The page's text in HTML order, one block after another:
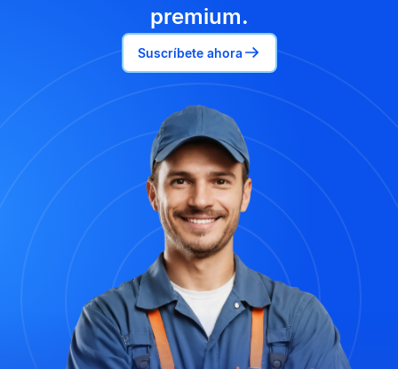
premium.
Suscríbete ahora